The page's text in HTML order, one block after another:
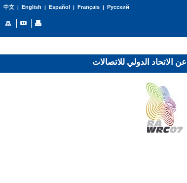
中文| English | Español | Français| Русский
عن الاتحاد الدولي للاتصالات